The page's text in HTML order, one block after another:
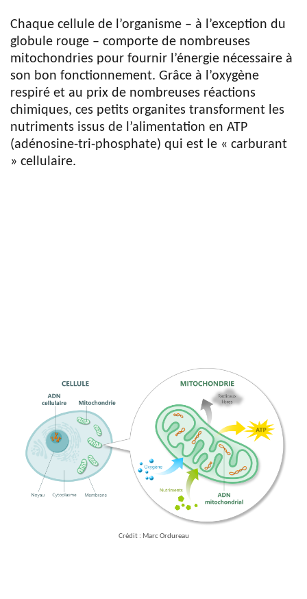
Chaque cellule de l’organisme – à l’exception du
globule rouge – comporte de nombreuses
mitochondries pour fournir l’énergie nécessaire à
son bon fonctionnement. Grâce à l’oxygène
respiré et au prix de nombreuses réactions
chimiques, ces petits organites transforment les
nutriments issus de l’alimentation en ATP
(adénosine-tri-phosphate) qui est le « carburant
» cellulaire.
Crédit : Marc Ordureau